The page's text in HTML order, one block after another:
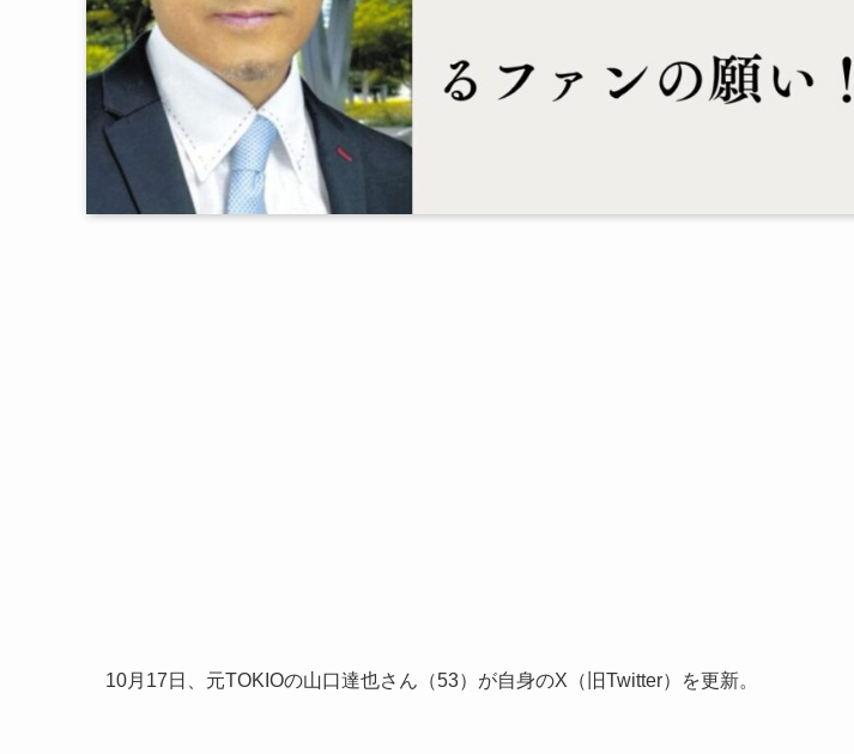
10月17日、元TOKIOの山口達也さん（53）が自身のX（旧Twitter）を更新。